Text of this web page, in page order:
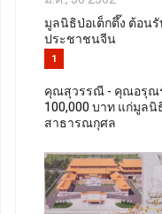
มูลนิธิป่อเต็กตึ๊ง ต้อน
ประชาชนจีน
1
คุณสุวรรณี - คุณอรุณ
100,000 บาท แก่มูล
สาธารณกุศล